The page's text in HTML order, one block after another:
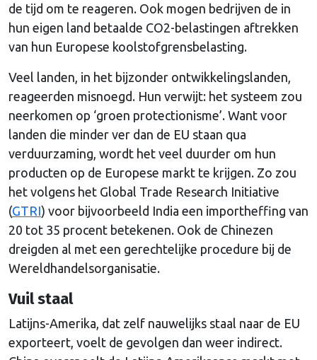
de tijd om te reageren. Ook mogen bedrijven de in
hun eigen land betaalde CO2-belastingen aftrekken
van hun Europese koolstofgrensbelasting.
Veel landen, in het bijzonder ontwikkelingslanden,
reageerden misnoegd. Hun verwijt: het systeem zou
neerkomen op ‘groen protectionisme’. Want voor
landen die minder ver dan de EU staan qua
verduurzaming, wordt het veel duurder om hun
producten op de Europese markt te krijgen. Zo zou
het volgens het Global Trade Research Initiative
(GTRI) voor bijvoorbeeld India een importheffing van
20 tot 35 procent betekenen. Ook de Chinezen
dreigden al met een gerechtelijke procedure bij de
Wereldhandelsorganisatie.
Vuil staal
Latijns-Amerika, dat zelf nauwelijks staal naar de EU
exporteert, voelt de gevolgen dan weer indirect.